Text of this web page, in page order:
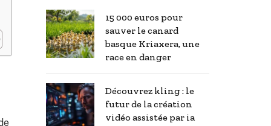
15 000 euros pour
sauver le canard
basque Kriaxera, une
race en danger
Découvrez kling : le
futur de la création
vidéo assistée par ia